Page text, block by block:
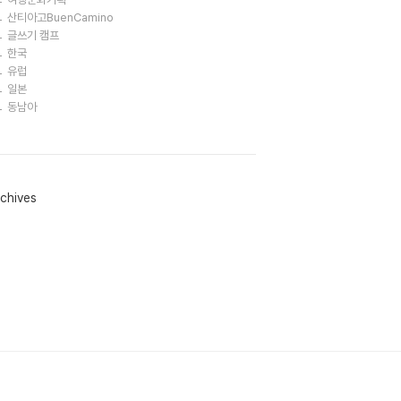
산티아고BuenCamino
글쓰기 캠프
한국
유럽
일본
동남아